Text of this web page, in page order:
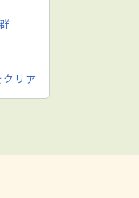
クリア